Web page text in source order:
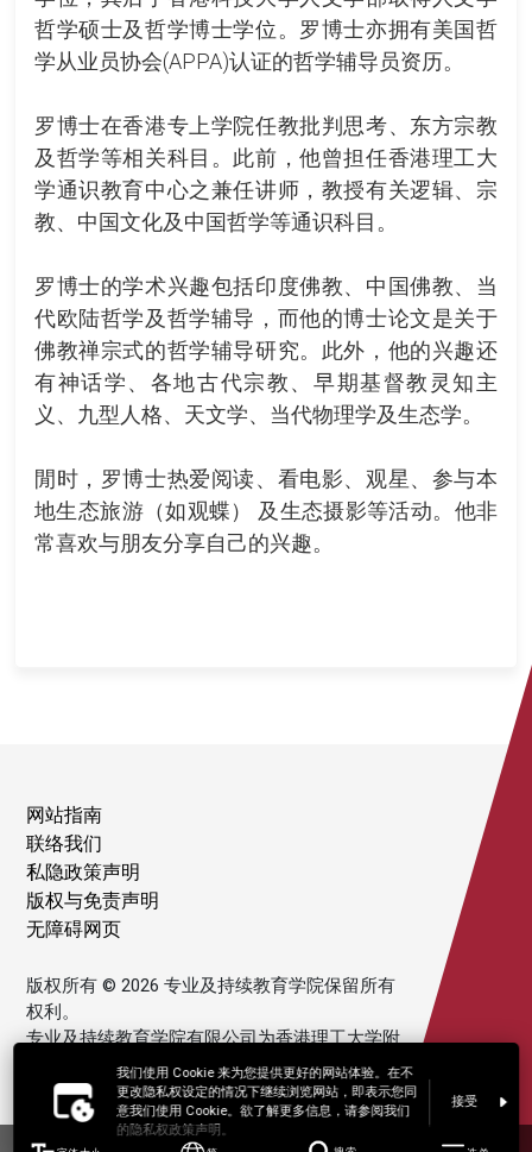
我们使用 Cookie 来为您提供更好的网站体验。在不
更改隐私权设定的情况下继续浏览网站，即表示您同
意我们使用 Cookie。欲了解更多信息，请参阅我们
的隐私权政策声明。
接受
哲学硕士及哲学博士学位。罗博士亦拥有美国哲
学从业员协会(APPA)认证的哲学辅导员资历。
罗博士在香港专上学院任教批判思考、东方宗教
及哲学等相关科目。此前，他曾担任香港理工大
学通识教育中心之兼任讲师，教授有关逻辑、宗
教、中国文化及中国哲学等通识科目。
罗博士的学术兴趣包括印度佛教、中国佛教、当
代欧陆哲学及哲学辅导，而他的博士论文是关于
佛教禅宗式的哲学辅导研究。此外，他的兴趣还
有神话学、各地古代宗教、早期基督教灵知主
义、九型人格、天文学、当代物理学及生态学。
閒时，罗博士热爱阅读、看电影、观星、参与本
地生态旅游（如观蝶） 及生态摄影等活动。他非
常喜欢与朋友分享自己的兴趣。
网站指南
联络我们
私隐政策声明
版权与免责声明
无障碍网页
版权所有 © 2026 专业及持续教育学院保留所有
权利。
专业及持续教育学院有限公司为香港理工大学附